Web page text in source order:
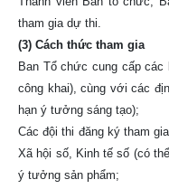
tham gia dự thi.
(3) Cách thức tham gia
Ban Tổ chức cung cấp
công khai), cùng với các
hạn ý tưởng sáng tạo);
Các đội thi đăng ký tham
Xã hội số, Kinh tế số (có
ý tưởng sản phẩm;